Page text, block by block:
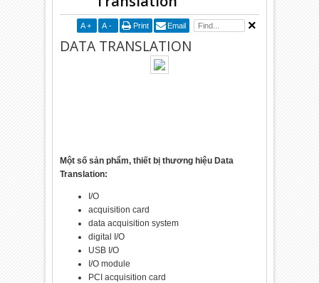
A + A - Print Email
DATA TRANSLATION
Một số sản phẩm, thiết bị thương hiệu Data
Translation:
I/O
acquisition card
data acquisition system
digital I/O
USB I/O
I/O module
PCI acquisition card